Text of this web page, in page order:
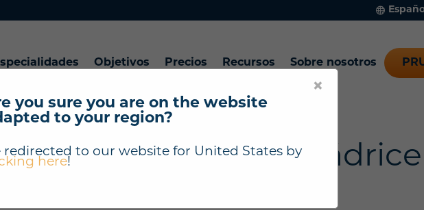
×
you sure you are on the website
to your region?
redirected to our website for United States by
here!
Objetivos Precios Recursos Sobre nosotros
"Estiramiento de